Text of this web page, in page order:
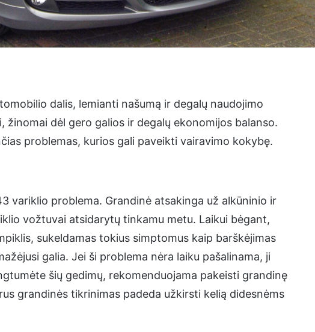
dalis, lemianti našumą ir degalų naudojimo
žinomai dėl gero galios ir degalų ekonomijos balanso.
problemas, kurios gali paveikti vairavimo kokybę.
variklio problema. Grandinė atsakinga už alkūninio ir
vožtuvai atsidarytų tinkamu metu. Laikui bėgant,
sukeldamas tokius simptomus kaip barškėjimas
galia. Jei ši problema nėra laiku pašalinama, ji
šių gedimų, rekomenduojama pakeisti grandinę
grandinės tikrinimas padeda užkirsti kelią didesnėms